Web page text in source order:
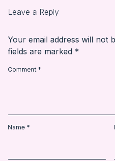
Leave a Reply
Your email address will not
fields are marked *
Comment *
Name *